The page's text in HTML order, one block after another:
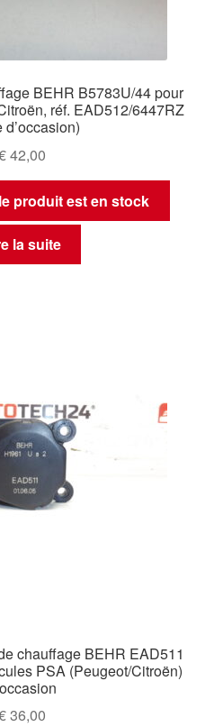
BEHR B5783U/44 pour
réf. EAD512/6447RZ
d’occasion)
42,00
produit est en stock
la suite
chauffage BEHR EAD511
PSA (Peugeot/Citroën)
36,00